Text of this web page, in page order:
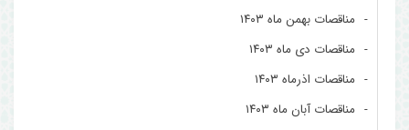
مناقصات بهمن ماه ۱۴۰۳
مناقصات دی ماه ۱۴۰۳
مناقصات اذرماه ۱۴۰۳
مناقصات آبان ماه ۱۴۰۳